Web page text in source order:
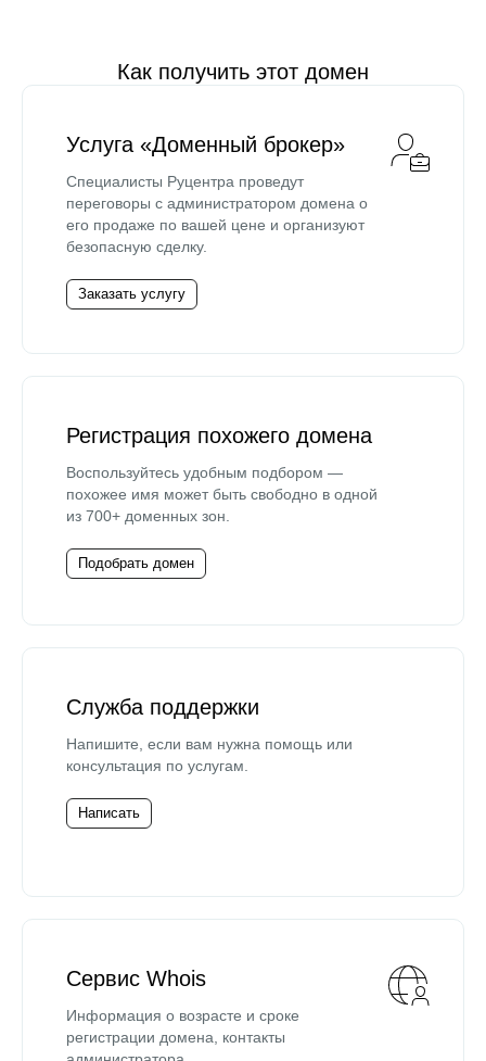
Как получить этот домен
Услуга «Доменный брокер»
Специалисты Руцентра проведут
переговоры с администратором домена о
его продаже по вашей цене и организуют
безопасную сделку.
Заказать услугу
Регистрация похожего домена
Воспользуйтесь удобным подбором —
похожее имя может быть свободно в одной
из 700+ доменных зон.
Подобрать домен
Служба поддержки
Напишите, если вам нужна помощь или
консультация по услугам.
Написать
Сервис Whois
Информация о возрасте и сроке
регистрации домена, контакты